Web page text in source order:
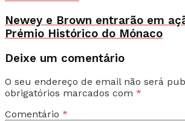
Newey e Brown entrarão em
Prémio Histórico do Mónaco
Deixe um comentário
O seu endereço de email não será
obrigatórios marcados com *
Comentário *